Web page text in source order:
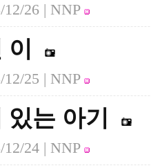
12/26 | NNP
12/25 | NNP
는 아기
12/24 | NNP